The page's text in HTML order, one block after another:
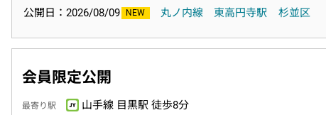
公開日：2026/08/09 丸ノ内線 東高円寺駅 杉並区
会員限定公開
最寄り駅 山手線 目黒駅 徒歩8分